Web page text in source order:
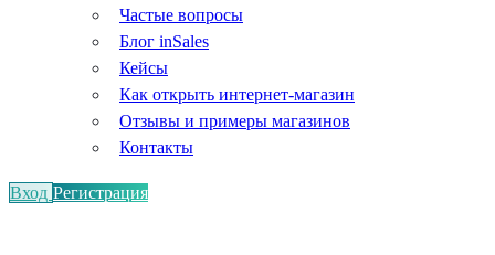
Частые вопросы
Блог inSales
Кейсы
Как открыть интернет-магазин
Отзывы и примеры магазинов
Контакты
Вход Регистрация